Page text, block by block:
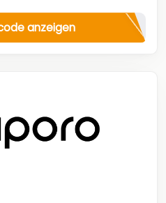
anzeigen